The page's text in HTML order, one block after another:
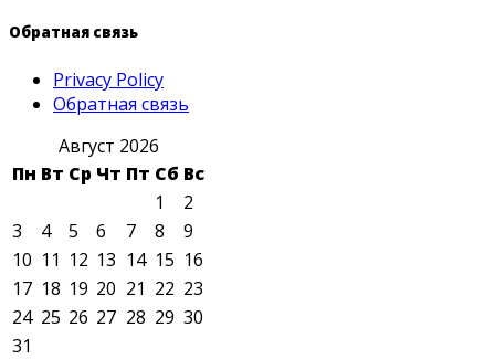
Обратная связь
Privacy Policy
Обратная связь
Август 2026
Пн Вт Ср Чт Пт Сб Вс
1
2
3
4 5 6 7 8
9
10 11 12 13 14 15 16
17 18 19 20 21 22 23
24 25 26 27 28 29 30
31